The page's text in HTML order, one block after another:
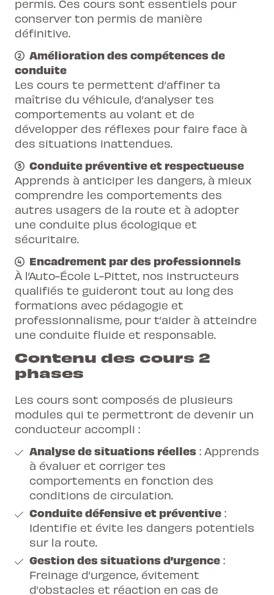
permis. Ces cours sont essentiels pour
conserver ton permis de manière
définitive.
Amélioration des compétences de
conduite
Les cours te permettent d’affiner ta
maîtrise du véhicule, d’analyser tes
comportements au volant et de
développer des réflexes pour faire face à
des situations inattendues.
Conduite préventive et respectueuse
Apprends à anticiper les dangers, à mieux
comprendre les comportements des
autres usagers de la route et à adopter
une conduite plus écologique et
sécuritaire.
Encadrement par des professionnels
À l’Auto-École L-Pittet, nos instructeurs
qualifiés te guideront tout au long des
formations avec pédagogie et
professionnalisme, pour t’aider à atteindre
une conduite fluide et responsable.
Contenu des cours 2
phases
Les cours sont composés de plusieurs
modules qui te permettront de devenir un
conducteur accompli :
Analyse de situations réelles : Apprends
à évaluer et corriger tes
comportements en fonction des
conditions de circulation.
Conduite défensive et préventive :
Identifie et évite les dangers potentiels
sur la route.
Gestion des situations d’urgence :
Freinage d’urgence, évitement
d’obstacles et réaction en cas de